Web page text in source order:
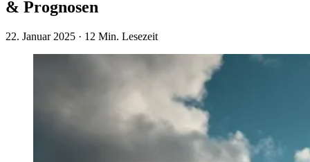
& Prognosen
22. Januar 2025 · 12 Min. Lesezeit